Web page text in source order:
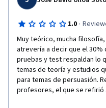
1.0 ·
Muy teórico, mucha
atrevería a decir que el 30%
pruebas y test respaldan lo
temas de teoría y estudios
para temas de persuasión.
profesores, el que se refirió